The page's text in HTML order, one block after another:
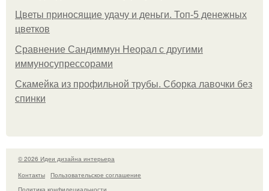
Цветы приносящие удачу и деньги. Топ-5 денежных
цветков
Сравнение Сандиммун Неорал с другими
иммуносупрессорами
Скамейка из профильной трубы. Сборка лавочки без
спинки
© 2026 Идеи дизайна интерьера
Контакты
Пользовательское соглашение
Политика конфидециальности